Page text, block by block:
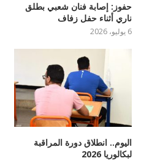
حفوز: إصابة فنان شعبي بطلق
ناري أثناء حفل زفاف
6 يوليو، 2026
اليوم.. انطلاق دورة المراقبة
لبكالوريا 2026